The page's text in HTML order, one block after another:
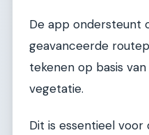
De app ondersteunt
geavanceerde
tekenen op basis
vegetatie.
Dit is essentieel